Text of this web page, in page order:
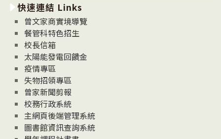
消
息
News
快速連結 Links
曾文家商實境導覽
餐管科特色招生
校長信箱
太陽能發電回饋金
疫情專區
失物招領專區
曾家新聞剪報
校務行政系統
主網頁後端管理系統
圖書館資訊查詢系統